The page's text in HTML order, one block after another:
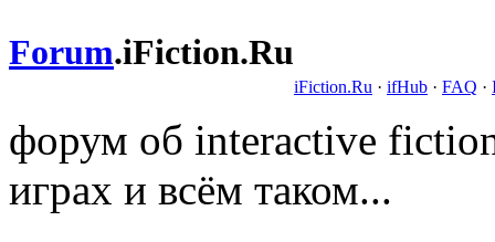
Forum.iFiction.Ru
iFiction.Ru · ifHub · FAQ ·
форум об interactive
играх и всём таком...